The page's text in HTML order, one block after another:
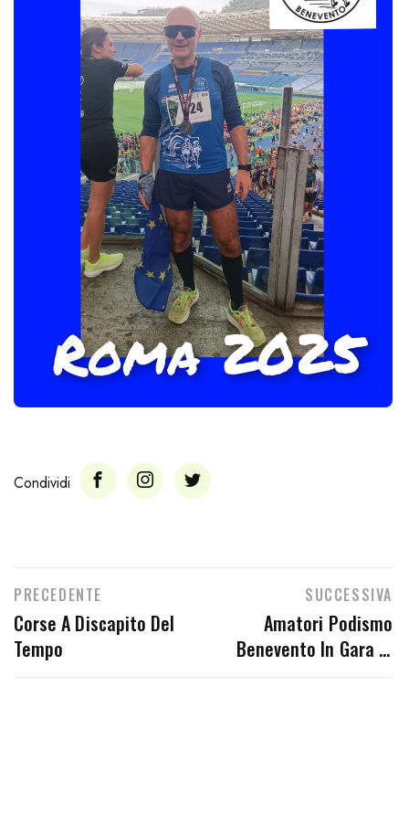
Condividi
PRECEDENTE
Corse A Discapito Del
Tempo
SUCCESSIVA
Amatori Podismo
Benevento In Gara In